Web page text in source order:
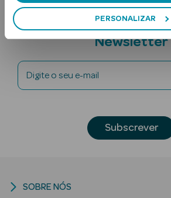
PERSONALIZAR
Subscreva a
Newsletter
Digite o seu e-mail
Subscrever
SOBRE NÓS